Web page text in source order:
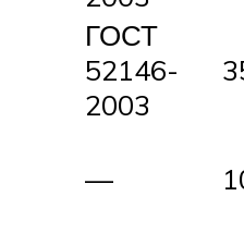
ГОСТ
52146-
2003
—